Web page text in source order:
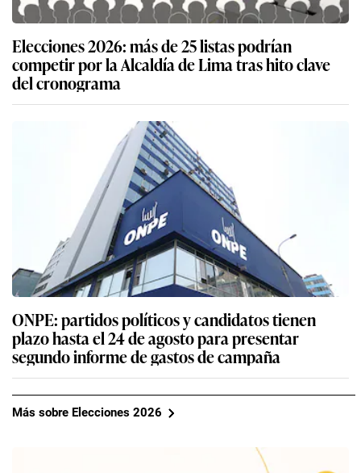
Elecciones 2026: más de 25 listas podrían
competir por la Alcaldía de Lima tras hito clave
del cronograma
ONPE: partidos políticos y candidatos tienen
plazo hasta el 24 de agosto para presentar
segundo informe de gastos de campaña
Más sobre Elecciones 2026